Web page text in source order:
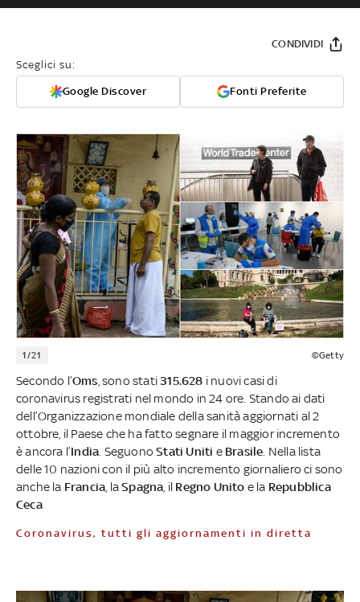
Sceglici su:
Google Discover Fonti Preferite
CONDIVIDI
1/21 ©Getty
Secondo l’Oms , sono stati315.628 i nuovi casi di
coronavirus registrati nel mondo in 24 ore. Stando ai dati
dell’Organizzazione mondiale della sanità aggiornati al 2
ottobre, il Paese che ha fatto segnare il maggior incremento
è ancora l’India . SeguonoStati Uniti e Brasile . Nella lista
delle 10 nazioni con il più alto incremento giornaliero ci sono
anche la Francia , laSpagna , il Regno Unito e la Repubblica
Ceca
Coronavirus, tutti gli aggiornamenti in diretta